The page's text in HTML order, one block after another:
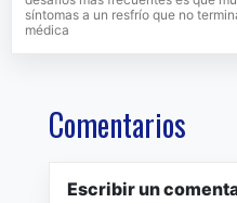
síntomas a un resfrío que no
médica
Comentarios
Escribir un